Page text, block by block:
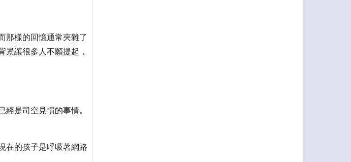
那樣的回憶通常夾雜了
景讓很多人不願提起，
是司空見慣的事情。
在的孩子是呼吸著網路